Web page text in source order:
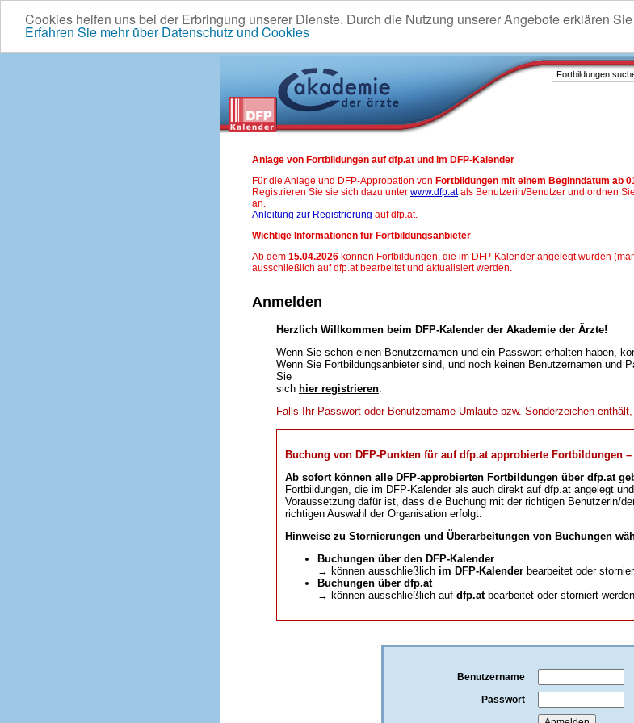
Cookies helfen uns bei der Erbringung unserer Dienste. Durch die Nutzung unserer Angebote erklären
Erfahren Sie mehr über Datenschutz und Cookies
Fortbildungen
Anlage von Fortbildungen auf dfp.at und im DFP-Kalender
Für die Anlage und DFP-Approbation von Fortbildungen mit einem Beginndatum ab
Registrieren Sie sie sich dazu unter www.dfp.atals Benutzerin/Benutzer und ordnen
an.
Anleitung zur Registrierung auf dfp.at.
Wichtige Informationen für Fortbildungsanbieter
Ab dem 15.04.2026 können Fortbildungen, die im DFP-Kalender angelegt wurden
ausschließlich auf dfp.at bearbeitet und aktualisiert werden.
Anmelden
Herzlich Willkommen beim DFP-Kalender der Akademie der Ärzte!
Wenn Sie schon einen Benutzernamen und ein Passwort erhalten haben,
Wenn Sie Fortbildungsanbieter sind, und noch keinen Benutzernamen und
Sie
sich hier registrieren.
Falls Ihr Passwort oder Benutzername Umlaute bzw. Sonderzeichen
Buchung von DFP-Punkten für auf dfp.at approbierte Fortbildungen
Ab sofort können alle DFP-approbierten Fortbildungen über dfp.at
Fortbildungen, die im DFP-Kalender als auch direkt auf dfp.at angelegt
Voraussetzung dafür ist, dass die Buchung mit der richtigen Benutzerin/
richtigen Auswahl der Organisation erfolgt.
Hinweise zu Stornierungen und Überarbeitungen von Buchungen
Buchungen über den DFP-Kalender
→ können ausschließlich im DFP-Kalender bearbeitet oder
Buchungen über dfp.at
→ können ausschließlich auf dfp.atbearbeitet oder storniert
Benutzername
Passwort